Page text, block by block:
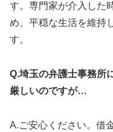
す。専門家が介入した
め、平穏な生活を維持
す。
Q.埼玉の弁護士事務所
厳しいのですが…
A.ご安心ください。借